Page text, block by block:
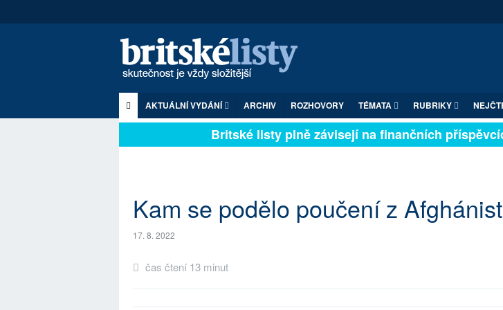
AKTUÁLNÍ VYDÁNÍ ARCHIV ROZHOVORY TÉMATA RUBRIKY
Britské listy plně závisejí na finančních
Kam se podělo poučení z
17. 8. 2022
čas čtení 13 minut